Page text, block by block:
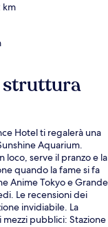
km
struttura
Hotel ti regalerà una
Aquarium.
loco, serve il pranzo e la
quando la fame si fa
Anime Tokyo e Grande
Le recensioni dei
invidiabile. La
pubblici: Stazione